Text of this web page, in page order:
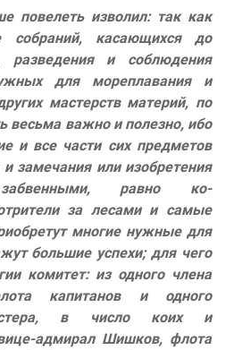
повелеть изволил: так как
собраний, касающихся до
разведения и соблюдения
для мореплавания и
мастерств материй, по
весьма важно и полезно, ибо
и все части сих предметов
замечания или изобретения
равно ко-
за лесами и самые
многие нужные для
большие успехи; для чего
комитет: из одного члена
капитанов и одного
стера, в число коих и
адмирал Шишков, флота